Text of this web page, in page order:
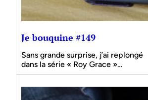
Je bouquine #149
Sans grande surprise, j’ai replongé
dans la série « Roy Grace »…